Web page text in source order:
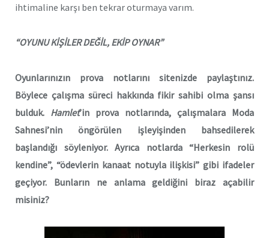
ihtimaline karşı ben tekrar oturmaya varım.
“OYUNU KİŞİLER DEĞİL, EKİP OYNAR”
Oyunlarınızın prova notlarını sitenizde paylaştınız.
Böylece çalışma süreci hakkında fikir sahibi olma şansı
bulduk. Hamlet’in prova notlarında, çalışmalara Moda
Sahnesi’nin öngörülen işleyişinden bahsedilerek
başlandığı söyleniyor. Ayrıca notlarda “Herkesin rolü
kendine”, “ödevlerin kanaat notuyla ilişkisi” gibi ifadeler
geçiyor. Bunların ne anlama geldiğini biraz açabilir
misiniz?